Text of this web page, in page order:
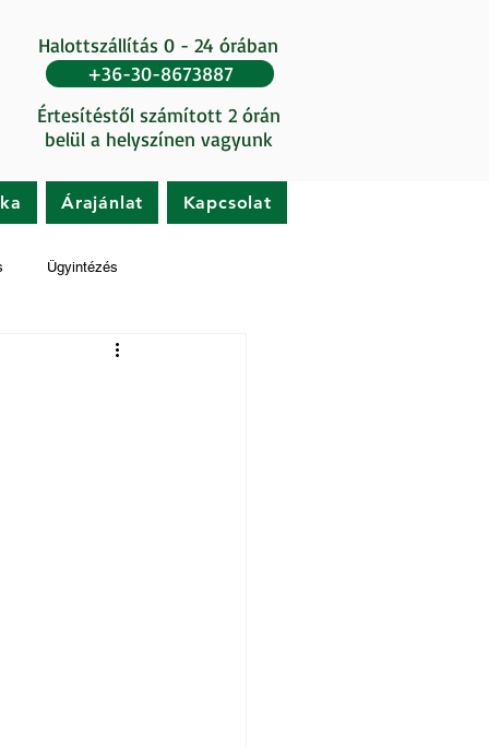
Halottszállítás 0 - 24 órában
Értesítéstől számított 2 órán
belül a helyszínen vagyunk
+36-30-8673887
Árajánlat Kapcsolat
Ügyintézés